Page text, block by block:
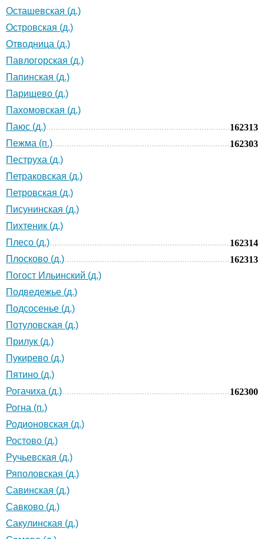
Осташевская (д.)
Островская (д.)
Отводница (д.)
Павлогорская (д.)
Папинская (д.)
Парищево (д.)
Пахомовская (д.)
Паюс (д.)
162313
Пежма (п.)
162303
Пеструха (д.)
Петраковская (д.)
Петровская (д.)
Писунинская (д.)
Пихтеник (д.)
Плесо (д.)
162314
Плосково (д.)
162313
Погост Ильинский (д.)
Подведежье (д.)
Подсосенье (д.)
Потуловская (д.)
Прилук (д.)
Пукирево (д.)
Пятино (д.)
Рогачиха (д.)
162300
Рогна (п.)
Родионовская (д.)
Ростово (д.)
Ручьевская (д.)
Ряполовская (д.)
Савинская (д.)
Савково (д.)
Сакулинская (д.)